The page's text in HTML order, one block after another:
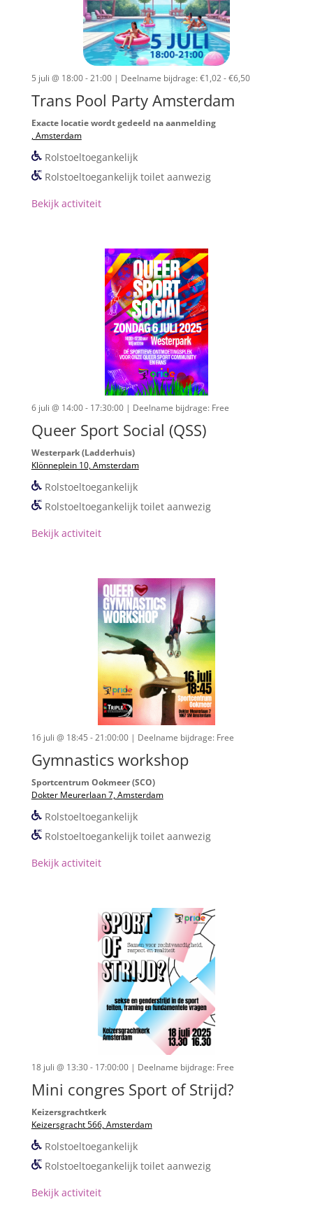
5 juli @ 18:00 - 21:00 | Deelname bijdrage: €1,02 - €6,50
Trans Pool Party Amsterdam
Exacte locatie wordt gedeeld na aanmelding
, Amsterdam
Rolstoeltoegankelijk
Rolstoeltoegankelijk toilet aanwezig
Bekijk activiteit
6 juli @ 14:00 - 17:30:00 | Deelname bijdrage: Free
Queer Sport Social (QSS)
Westerpark (Ladderhuis)
Klönneplein 10, Amsterdam
Rolstoeltoegankelijk
Rolstoeltoegankelijk toilet aanwezig
Bekijk activiteit
16 juli @ 18:45 - 21:00:00 | Deelname bijdrage: Free
Gymnastics workshop
Sportcentrum Ookmeer (SCO)
Dokter Meurerlaan 7, Amsterdam
Rolstoeltoegankelijk
Rolstoeltoegankelijk toilet aanwezig
Bekijk activiteit
18 juli @ 13:30 - 17:00:00 | Deelname bijdrage: Free
Mini congres Sport of Strijd?
Keizersgrachtkerk
Keizersgracht 566, Amsterdam
Rolstoeltoegankelijk
Rolstoeltoegankelijk toilet aanwezig
Bekijk activiteit